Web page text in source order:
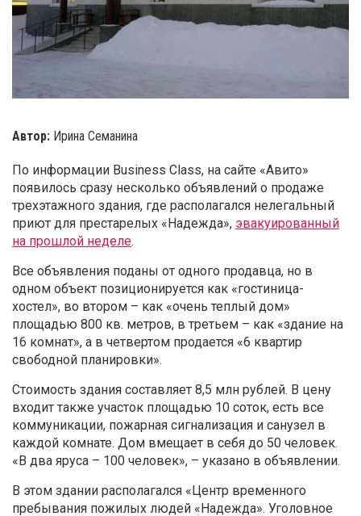
Автор: Ирина Семанина
По информации Business Class, на сайте «Авито»
появилось сразу несколько объявлений о продаже
трехэтажного здания, где располагался нелегальный
приют для престарелых «Надежда», эвакуированный
на прошлой неделе.
Все объявления поданы от одного продавца, но в
одном объект позиционируется как «гостиница-
хостел», во втором – как «очень теплый дом»
площадью 800 кв. метров, в третьем – как «здание на
16 комнат», а в четвертом продается «6 квартир
свободной планировки».
Стоимость здания составляет 8,5 млн рублей. В цену
входит также участок площадью 10 соток, есть все
коммуникации, пожарная сигнализация и санузел в
каждой комнате. Дом вмещает в себя до 50 человек.
«В два яруса – 100 человек», – указано в объявлении.
В этом здании располагался «Центр временного
пребывания пожилых людей «Надежда». Уголовное